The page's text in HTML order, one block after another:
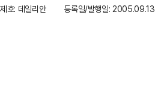
제호: 데일리안
등록일/발행일: 2005.09.13